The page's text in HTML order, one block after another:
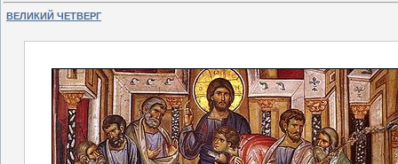
ВЕЛИКИЙ ЧЕТВЕРГ